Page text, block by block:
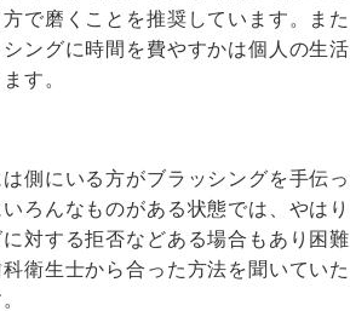
で磨くことを推奨しています。また
ングに時間を費やすかは個人の生活
す。
側にいる方がブラッシングを手伝っ
ろんなものがある状態では、やはり
対する拒否などある場合もあり困難
衛生士から合った方法を聞いていた